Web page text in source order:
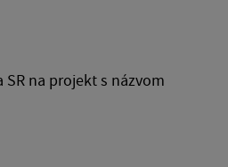
na projekt s názvom